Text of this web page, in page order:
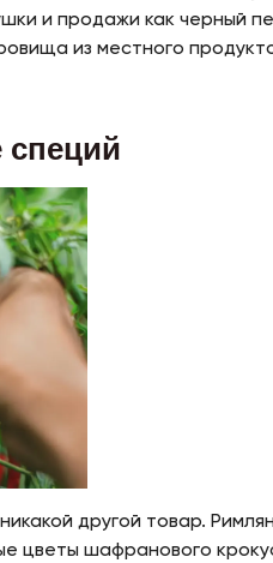
и продажи как черный
из местного
специй
другой товар.
цветы шафранового